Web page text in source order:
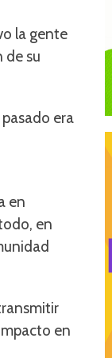
la gente
de su
era
en
en
en